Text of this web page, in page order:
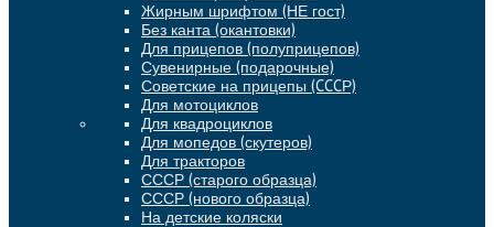
Жирным шрифтом (НЕ гост)
Без канта (окантовки)
Для прицепов (полуприцепов)
Сувенирные (подарочные)
Советские на прицепы (CCCР)
Для мотоциклов
Для квадроциклов
Для мопедов (скутеров)
Для тракторов
СССР (старого образца)
СССР (нового образца)
На детские коляски